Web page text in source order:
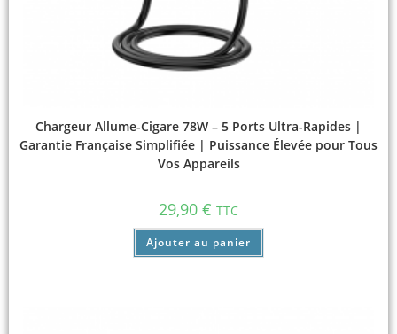
Chargeur Allume-Cigare 78W – 5 Ports Ultra-Rapides |
Garantie Française Simplifiée | Puissance Élevée pour Tous
Vos Appareils
29,90 € TTC
Ajouter au panier